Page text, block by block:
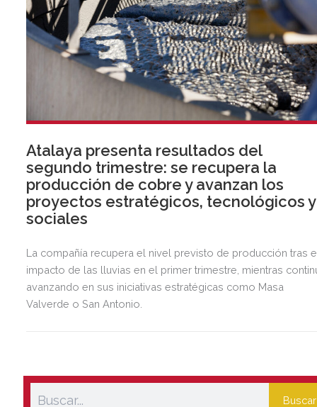
Atalaya presenta resultados del
segundo trimestre: se recupera la
producción de cobre y avanzan los
proyectos estratégicos, tecnológicos y
sociales
La compañía recupera el nivel previsto de producción tras
impacto de las lluvias en el primer trimestre, mientras
avanzando en sus iniciativas estratégicas como Masa
Valverde o San Antonio.
Buscar